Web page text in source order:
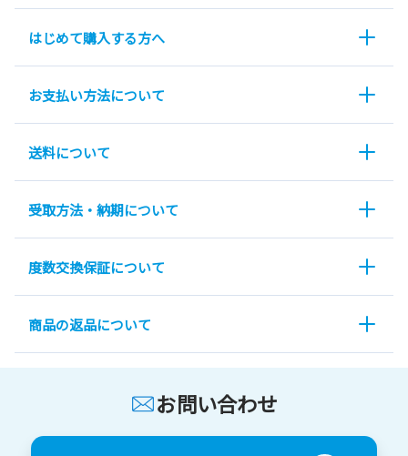
はじめて購入する方へ
お支払い方法について
送料について
受取方法・納期について
度数交換保証について
商品の返品について
お問い合わせ